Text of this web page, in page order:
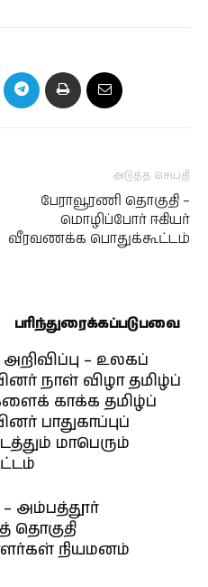
அடுத்த செய்தி
பேராவூரணி தொகுதி –
மொழிப்போர் ஈகியர்
வீரவணக்க பொதுக்கூட்டம்
பரிந்துரைக்கப்படுபவை
– உலகப்
நாள் விழா தமிழ்ப்
காக்க தமிழ்ப்
பாதுகாப்புப்
மாபெரும்
அம்பத்தூர்
தொகுதி
நியமனம்